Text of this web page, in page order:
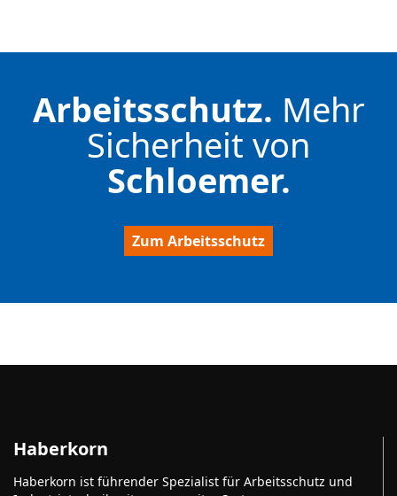
Arbeitsschutz. Mehr
Sicherheit von
Schloemer.
Zum Arbeitsschutz
Haberkorn
Haberkorn ist führender Spezialist für Arbeitsschutz und